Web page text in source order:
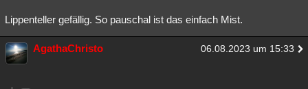
Lippenteller gefällig. So pauschal ist das einfach Mist.
AgathaChristo 06.08.2023 um 15:33